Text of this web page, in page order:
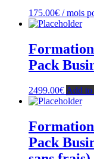
175.00€ / mois
Pack
2499.00€ Add to
Pack